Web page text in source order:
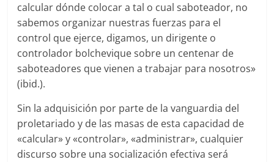
calcular dónde colocar a tal o cual saboteador, no
sabemos organizar nuestras fuerzas para el
control que ejerce, digamos, un dirigente o
controlador bolchevique sobre un centenar de
saboteadores que vienen a trabajar para nosotros»
(ibid.).
Sin la adquisición por parte de la vanguardia del
proletariado y de las masas de esta capacidad de
«calcular» y «controlar», «administrar», cualquier
discurso sobre una socialización efectiva será